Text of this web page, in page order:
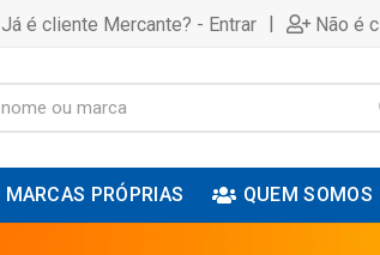
Já é cliente Mercante? - Entrar | Não é
MARCAS PRÓPRIAS QUEM SOMOS